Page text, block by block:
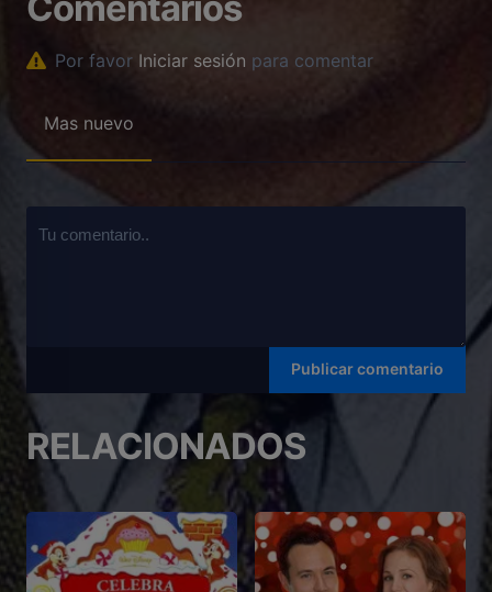
Por favor Iniciar sesión para comentar
Mas nuevo
RELACIONADOS